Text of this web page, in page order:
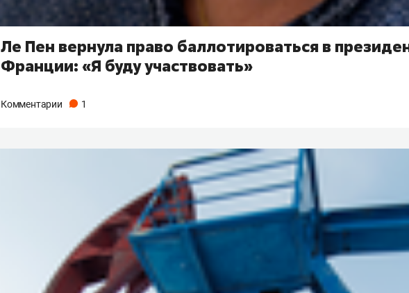
Ле Пен вернула право баллотироваться в
Франции: «Я буду участвовать»
Комментарии 1